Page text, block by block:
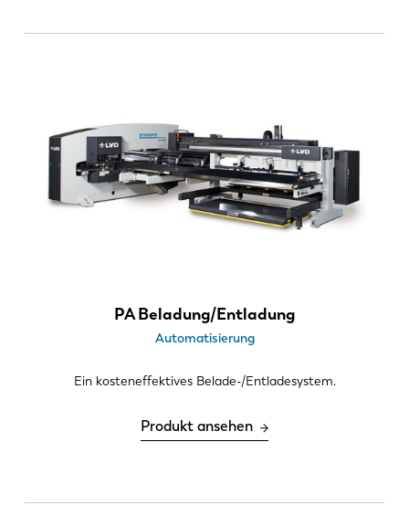
PA Beladung/Entladung
Automatisierung
Ein kosteneffektives Belade-/Entladesystem.
Produkt ansehen